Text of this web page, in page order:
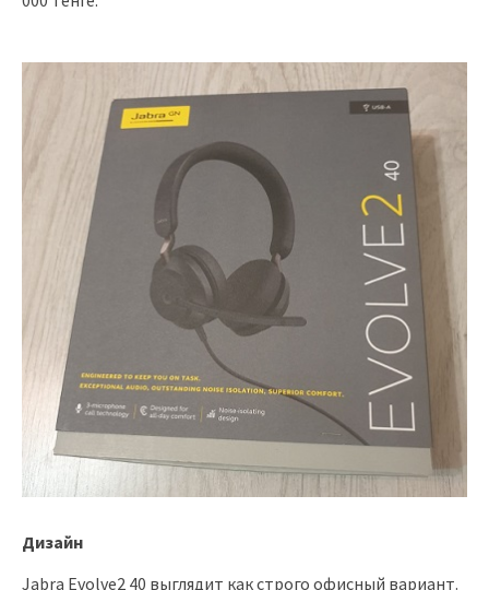
Дизайн
Jabra Evolve2 40 выглядит как строго офисный вариант.